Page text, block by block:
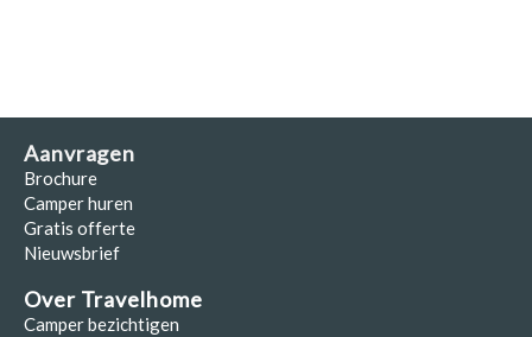
Aanvragen
Brochure
Camper huren
Gratis offerte
Nieuwsbrief
Over Travelhome
Camper bezichtigen